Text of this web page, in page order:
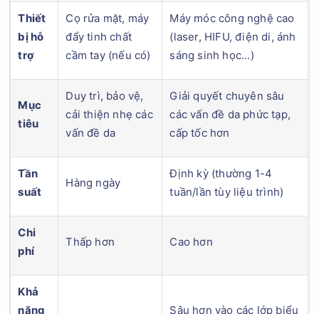
Thiết
bị hỗ
trợ
Cọ rửa mặt, máy
đẩy tinh chất
cầm tay (nếu có)
Máy móc công nghệ cao
(laser, HIFU, điện di, ánh
sáng sinh học...)
Mục
tiêu
Duy trì, bảo vệ,
cải thiện nhẹ các
vấn đề da
Giải quyết chuyên sâu
các vấn đề da phức tạp,
cấp tốc hơn
Tần
suất
Hàng ngày
Định kỳ (thường 1-4
tuần/lần tùy liệu trình)
Chi
phí
Thấp hơn Cao hơn
Khả
năng
Sâu hơn vào các lớp biểu